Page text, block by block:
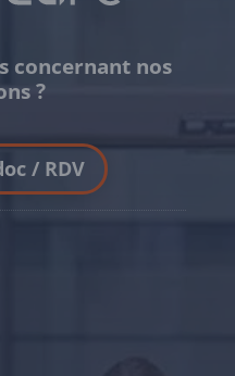
concernant nos
?
/ RDV